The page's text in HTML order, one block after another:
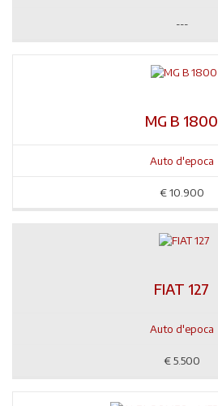
---
MG B 1800
Auto d'epoca
€ 10.900
FIAT 127
Auto d'epoca
€ 5.500